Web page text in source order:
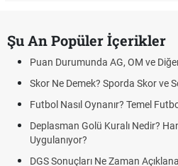
Şu An Popüler İçerikler
Puan Durumunda AG, OM ve
Skor Ne Demek? Sporda Skor ve
Futbol Nasıl Oynanır? Temel
Deplasman Golü Kuralı Nedir?
Uygulanıyor?
DGS Sonuçları Ne Zaman